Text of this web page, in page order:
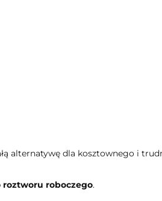
alternatywę dla kosztownego i
roboczego.